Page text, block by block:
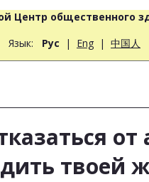
Центр общественного
Рус | Eng | 中国人
твоей